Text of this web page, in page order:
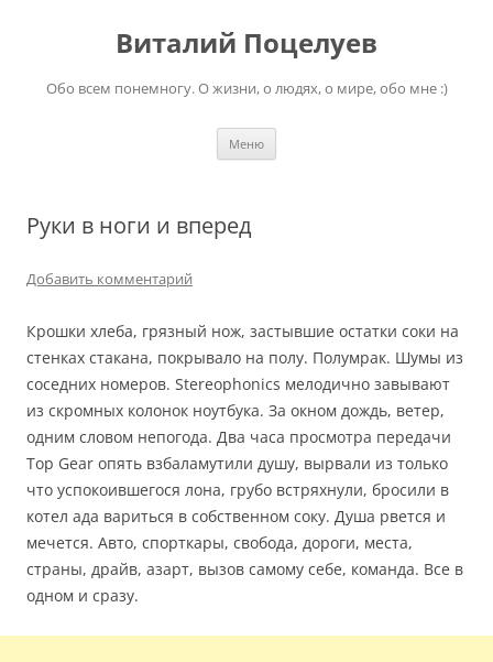
содержимомуВиталий Поцелуев
Обо всем понемногу. О жизни, о людях, о мире, обо мне :)
Меню
Руки в ноги и вперед
Добавить комментарий
Крошки хлеба, грязный нож, застывшие остатки соки на
стенках стакана, покрывало на полу. Полумрак. Шумы из
соседних номеров. Stereophonics мелодично завывают
из скромных колонок ноутбука. За окном дождь, ветер,
одним словом непогода. Два часа просмотра передачи
Top Gear опять взбаламутили душу, вырвали из только
что успокоившегося лона, грубо встряхнули, бросили в
котел ада вариться в собственном соку. Душа рвется и
мечется. Авто, спорткары, свобода, дороги, места,
страны, драйв, азарт, вызов самому себе, команда. Все в
одном и сразу.